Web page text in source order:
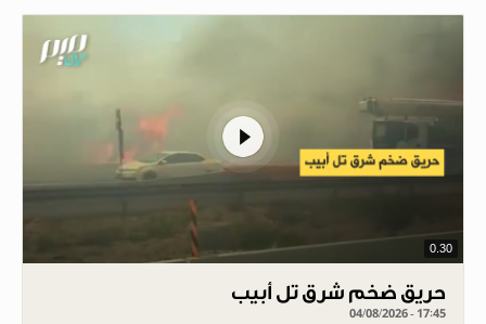
0.30
حريق ضخم شرق تل أبيب
04/08/2026 - 17:45